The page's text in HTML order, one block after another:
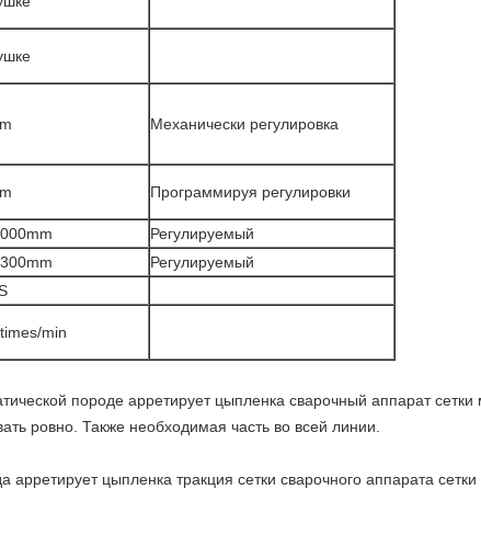
Механически регулировка
Программируя регулировки
Регулируемый
Регулируемый
min
породе арретирует цыпленка сварочный аппарат сетки
ровно. Также необходимая часть во всей линии.
арретирует цыпленка тракция сетки сварочного аппарата сетки